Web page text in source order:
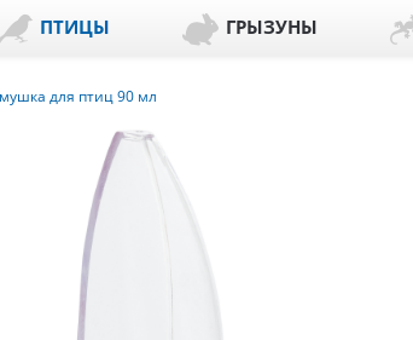
ПТИЦЫ ГРЫЗУНЫ
для птиц 90 мл